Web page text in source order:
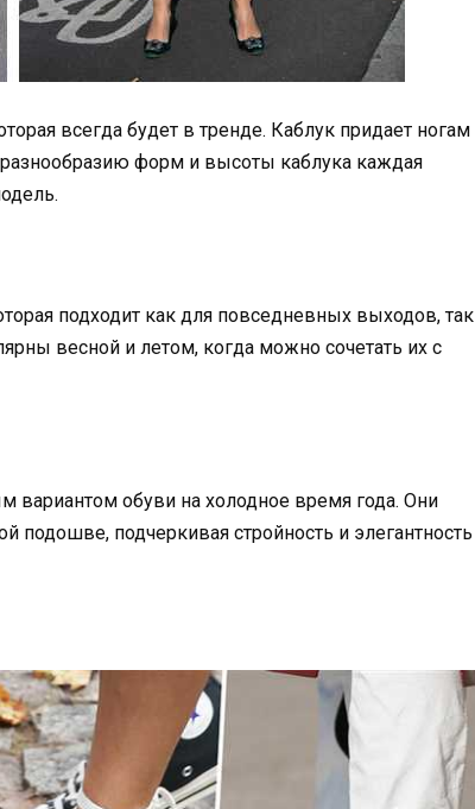
всегда будет в тренде. Каблук придает ногам
разнообразию форм и высоты каблука каждая
подходит как для повседневных выходов, так
весной и летом, когда можно сочетать их с
вариантом обуви на холодное время года. Они
подошве, подчеркивая стройность и элегантность